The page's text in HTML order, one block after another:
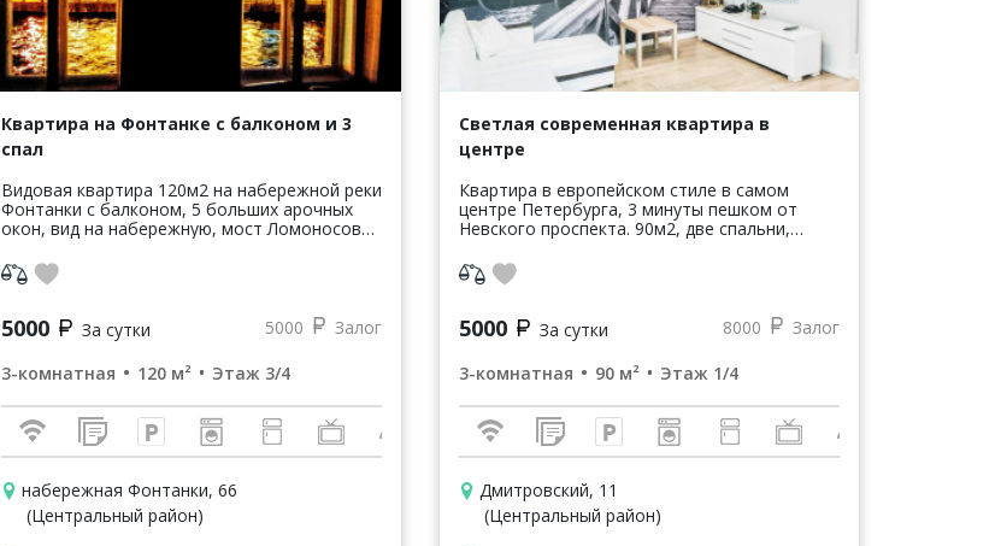
Квартира на Фонтанке с балконом и 3
спал
Видовая квартира 120м2 на набережной реки
Фонтанки с балконом, 5 больших арочных
окон, вид на набережную, мост Ломоносова
проспект виден с балкона. Одна из ...
5000 За сутки 5000
Залог
3-комнатная
120 м² Этаж 3/4
набережная Фонтанки, 66
(Центральный район)
Светлая современная квартира в
центре
Квартира в европейском стиле в самом
центре Петербурга, 3 минуты пешком от
Невского проспекта. 90м2, две спальни,
оборудована необходимой посудой для
приготовления ...
5000 За сутки 8000
Залог
3-комнатная
90 м² Этаж 1/4
Дмитровский, 11
(Центральный район)